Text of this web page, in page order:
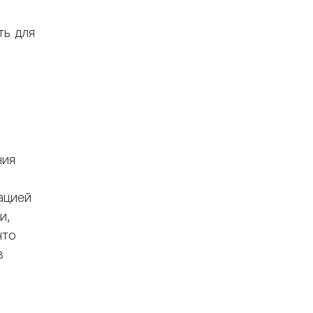
для